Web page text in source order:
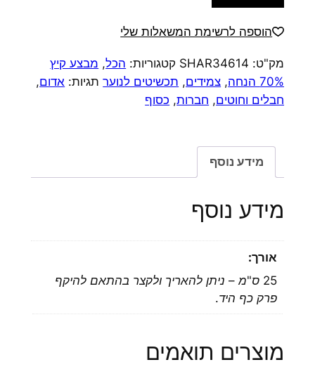
של
צמיד
לעד
הוספה לרשימת המשאלות שלי
מק"ט: SHAR34614 קטגוריות: הכל, מבצע קיץ
70% הנחה
, צמידים, תכשיטים לנוער תגיות: אדום,
חבלים וחוטים, חברות, כסוף
מידע נוסף
מידע נוסף
אורך:
25 ס"מ – ניתן להאריך ולקצר בהתאם להיקף
פרק כף היד.
מוצרים תואמים